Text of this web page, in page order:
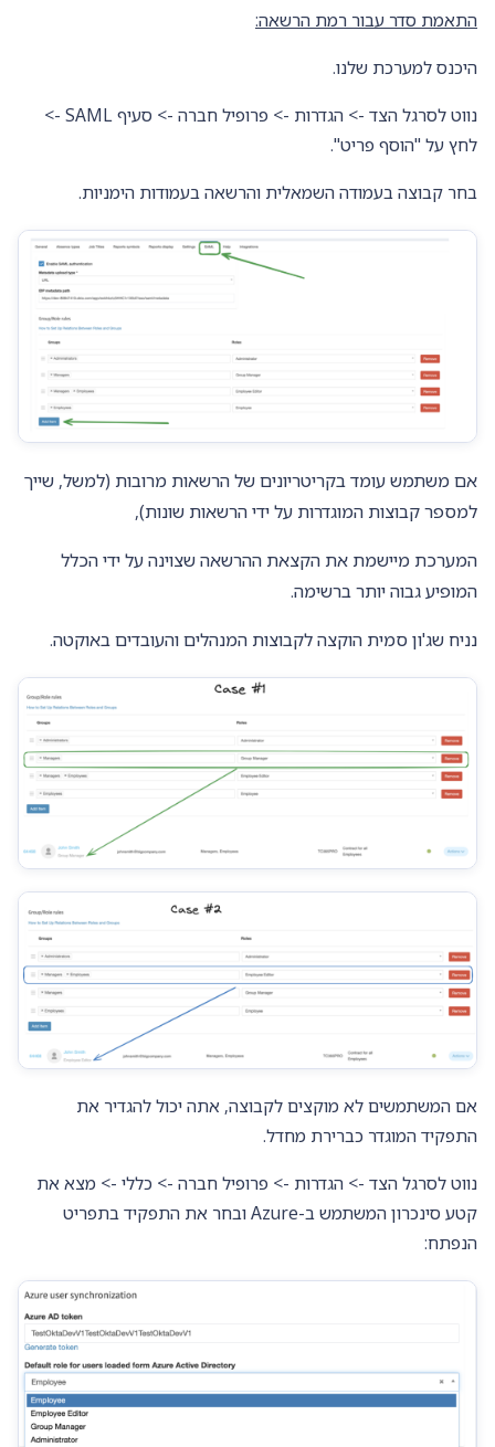
התאמת סדר עבור רמת הרשאה:
היכנס למערכת שלנו.
נווט לסרגל הצד -> הגדרות -> פרופיל חברה -> סעיף SAML ->
לחץ על "הוסף פריט".
בחר קבוצה בעמודה השמאלית והרשאה בעמודות הימניות.
אם משתמש עומד בקריטריונים של הרשאות מרובות (למשל, שייך
למספר קבוצות המוגדרות על ידי הרשאות שונות),
המערכת מיישמת את הקצאת ההרשאה שצוינה על ידי הכלל
המופיע גבוה יותר ברשימה.
נניח שג'ון סמית הוקצה לקבוצות המנהלים והעובדים באוקטה.
אם המשתמשים לא מוקצים לקבוצה, אתה יכול להגדיר את
התפקיד המוגדר כברירת מחדל.
נווט לסרגל הצד -> הגדרות -> פרופיל חברה -> כללי -> מצא את
קטע סינכרון המשתמש ב-Azure ובחר את התפקיד בתפריט
הנפתח: